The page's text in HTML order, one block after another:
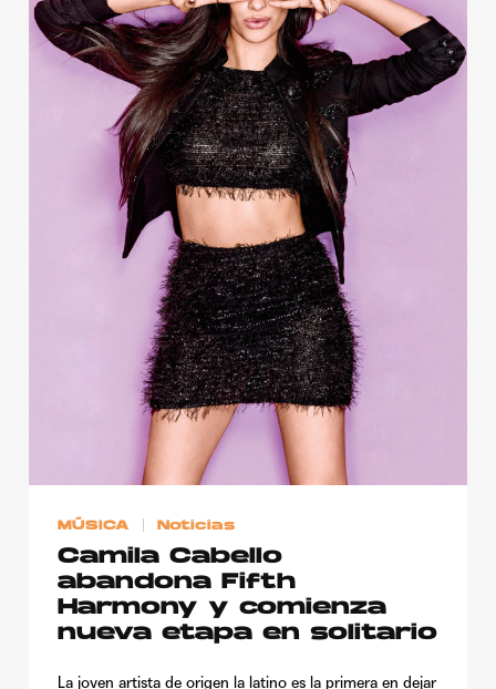
MÚSICA Noticias
Camila Cabello
abandona Fifth
Harmony y comienza
nueva etapa en solitario
La joven artista de origen la latino es la primera en dejar